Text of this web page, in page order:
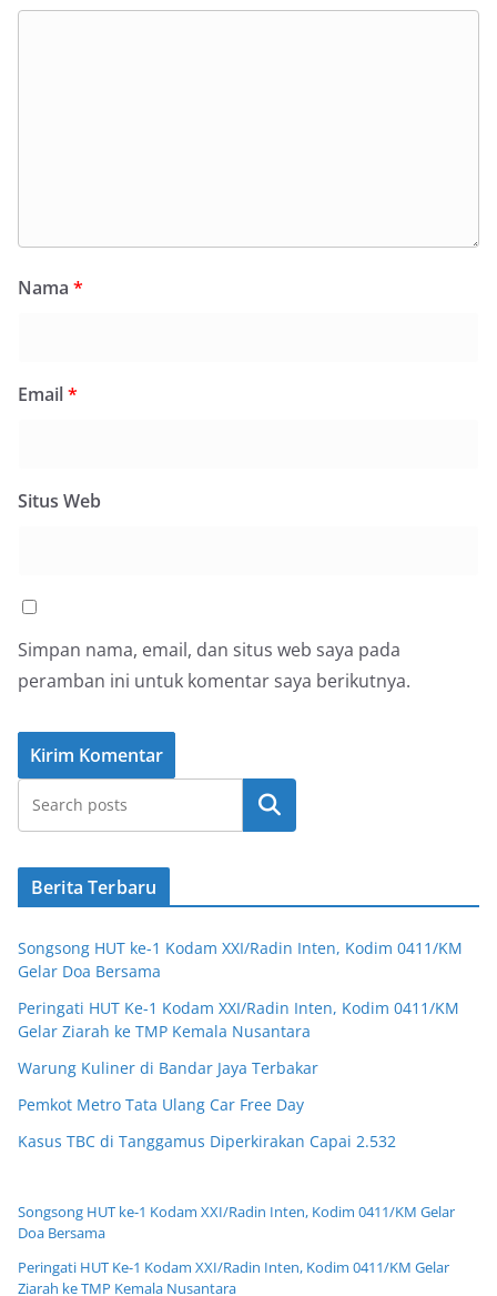
Nama *
Email*
Situs Web
Simpan nama, email, dan situs web saya pada
peramban ini untuk komentar saya berikutnya.
Cari
Berita Terbaru
Songsong HUT ke-1 Kodam XXI/Radin Inten, Kodim 0411/KM
Gelar Doa Bersama
Peringati HUT Ke-1 Kodam XXI/Radin Inten, Kodim 0411/KM
Gelar Ziarah ke TMP Kemala Nusantara
Warung Kuliner di Bandar Jaya Terbakar
Pemkot Metro Tata Ulang Car Free Day
Kasus TBC di Tanggamus Diperkirakan Capai 2.532
Songsong HUT ke-1 Kodam XXI/Radin Inten, Kodim 0411/KM Gelar
Doa Bersama
Peringati HUT Ke-1 Kodam XXI/Radin Inten, Kodim 0411/KM Gelar
Ziarah ke TMP Kemala Nusantara